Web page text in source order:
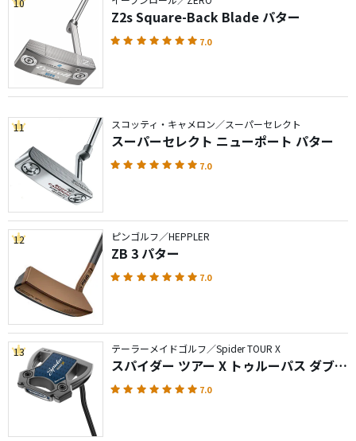
10
Z2s Square-Back Blade パター
7.0
11 スコッティ・キャメロン／スーパーセレクト
スーパーセレクト ニューポート パター
7.0
12 ピンゴルフ／HEPPLER
ZB 3 パター
7.0
13 テーラーメイドゴルフ／Spider TOUR X
スパイダー ツアー X トゥルーパス ダブル
ベンド
7.0